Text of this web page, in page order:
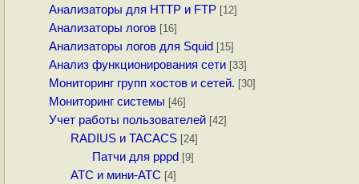
Анализаторы для HTTP и FTP [12]
Анализаторы логов [16]
Анализаторы логов для Squid [15]
Анализ функционирования сети [33]
Мониторинг групп хостов и сетей. [30]
Мониторинг системы [46]
Учет работы пользователей [42]
RADIUS и TACACS [24]
Патчи для pppd [9]
АТС и мини-АТС [4]